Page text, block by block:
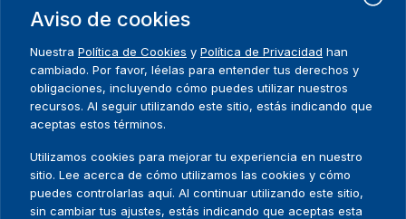
Strömsborgsbron 1
SE-103 34 Estocolmo
Suecia
Teléfono
+46 8 698 37 00
Footer
menu
Inicio
Sobre nosotros
Qué hacemos
Dónde trabajamos
Publicaciones
Datos y herramientas
Projectos
Noticias y eventos
Prensa
Contact
Release Agreement Form
Aviso de cookies
Nuestra Política de Cookies y Política de Privacidad han
cambiado. Por favor, léelas para entender tus derechos y
obligaciones, incluyendo cómo puedes utilizar nuestros
recursos. Al seguir utilizando este sitio, estás indicando que
aceptas estos términos.
Utilizamos cookies para mejorar tu experiencia en nuestro
sitio. Lee acerca de cómo utilizamos las cookies y cómo
puedes controlarlas aquí. Al continuar utilizando este sitio,
sin cambiar tus ajustes, estás indicando que aceptas esta